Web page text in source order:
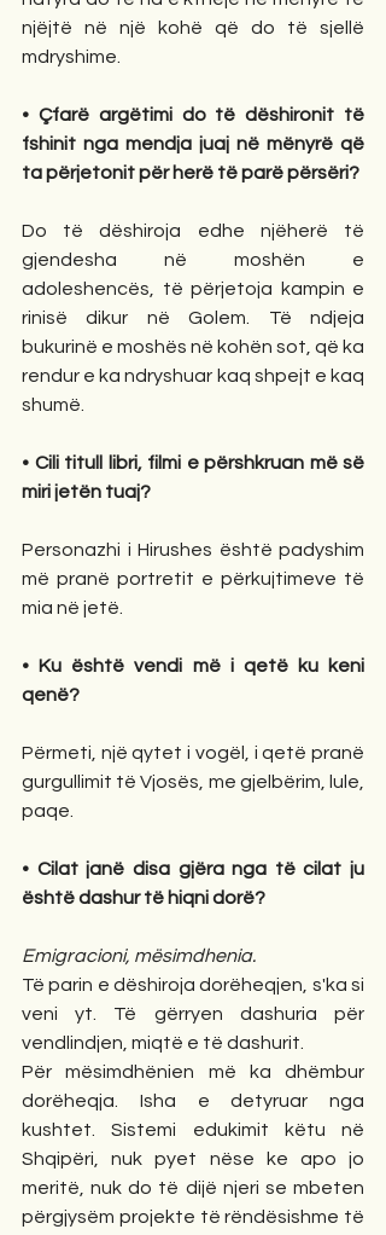
njëjtë në një kohë që do të sjellë
mdryshime.
• Çfarë argëtimi do të dëshironit të
fshinit nga mendja juaj në mënyrë që
ta përjetonit për herë të parë përsëri?
Do të dëshiroja edhe njëherë të
gjendesha në moshën e
adoleshencës, të përjetoja kampin e
rinisë dikur në Golem. Të ndjeja
bukurinë e moshës në kohën sot, që ka
rendur e ka ndryshuar kaq shpejt e kaq
shumë.
• Cili titull libri, filmi e përshkruan më së
miri jetën tuaj?
Personazhi i Hirushes është padyshim
më pranë portretit e përkujtimeve të
mia në jetë.
• Ku është vendi më i qetë ku keni
qenë?
Përmeti, një qytet i vogël, i qetë pranë
gurgullimit të Vjosës, me gjelbërim, lule,
paqe.
• Cilat janë disa gjëra nga të cilat ju
është dashur të hiqni dorë?
Emigracioni, mësimdhenia.
Të parin e dëshiroja dorëheqjen, s'ka si
veni yt. Të gërryen dashuria për
vendlindjen, miqtë e të dashurit.
Për mësimdhënien më ka dhëmbur
dorëheqja. Isha e detyruar nga
kushtet. Sistemi edukimit këtu në
Shqipëri, nuk pyet nëse ke apo jo
meritë, nuk do të dijë njeri se mbeten
përgjysëm projekte të rëndësishme të